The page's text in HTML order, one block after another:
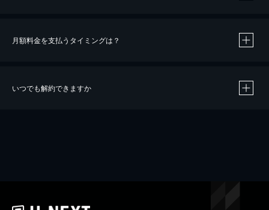
※40％ポイント還元の対象は、クレジットカード決済による作品の購入 / レンタルです。
iOSアプリのUコイン決済による作品の購入 / レンタルは、20％のポイント還元です。
月額料金を支払うタイミングは？
いつでも解約できますか